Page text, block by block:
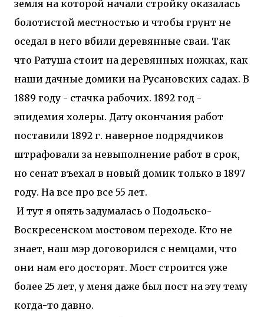
земля на которой начали стройку оказалась
болотистой местностью и чтобы грунт не
оседал в него вбили деревянные сваи. Так
что Ратуша стоит на деревянных ножках, как
наши дачные домики на Русановских садах. В
1889 году - стачка рабочих. 1892 год -
эпидемия холеры. Дату окончания работ
поставили 1892 г. наверное подрядчиков
штрафовали за невыполнение работ в срок,
но сенат въехал в новый домик только в 1897
году. На все про все 55 лет.
И тут я опять задумалась о Подольско-
Воскресенском мостовом переходе. Кто не
знает, наш мэр договорился с немцами, что
они нам его досторят. Мост строится уже
более 25 лет, у меня даже был пост на эту тему
когда-то давно.